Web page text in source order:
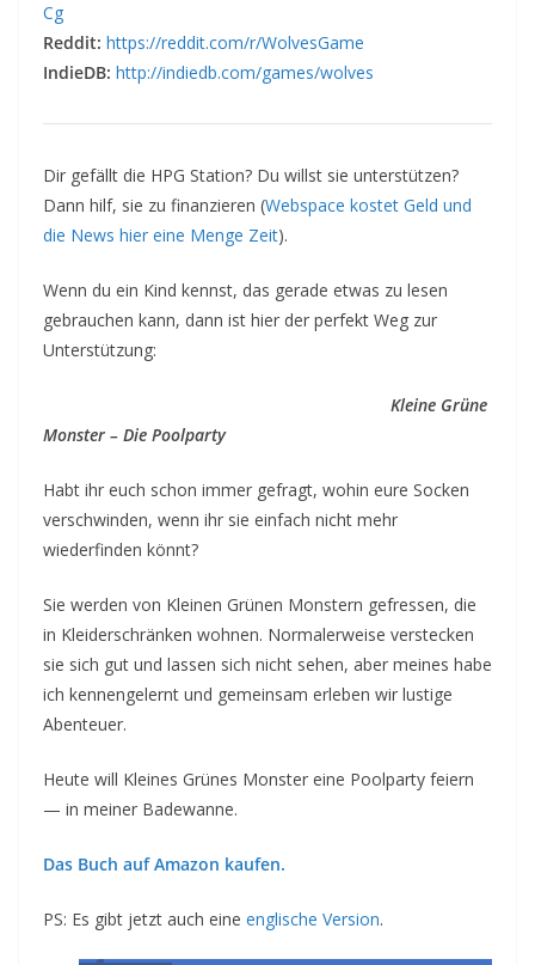
Cg
Reddit: https://reddit.com/r/WolvesGame
IndieDB: http://indiedb.com/games/wolves
Dir gefällt die HPG Station? Du willst sie unterstützen?
Dann hilf, sie zu finanzieren (Webspace kostet Geld und
die News hier eine Menge Zeit).
Wenn du ein Kind kennst, das gerade etwas zu lesen
gebrauchen kann, dann ist hier der perfekt Weg zur
Unterstützung:
Kleine Grüne
Monster – Die Poolparty
Habt ihr euch schon immer gefragt, wohin eure Socken
verschwinden, wenn ihr sie einfach nicht mehr
wiederfinden könnt?
Sie werden von Kleinen Grünen Monstern gefressen, die
in Kleiderschränken wohnen. Normalerweise verstecken
sie sich gut und lassen sich nicht sehen, aber meines habe
ich kennengelernt und gemeinsam erleben wir lustige
Abenteuer.
Heute will Kleines Grünes Monster eine Poolparty feiern
— in meiner Badewanne.
Das Buch auf Amazon kaufen.
PS: Es gibt jetzt auch eine englische Version.